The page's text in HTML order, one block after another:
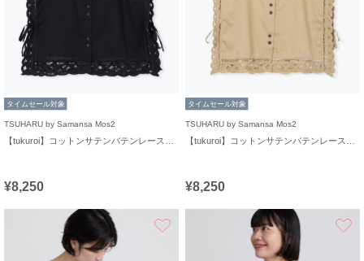
タイムセール対象
TSUHARU by Samansa Mos2
¥8,250
タイムセール対象
TSUHARU by Samansa Mos2
¥8,250